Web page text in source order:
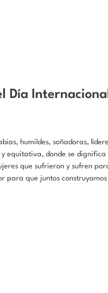
Día
humildes, soñadoras,
equitativa, donde se
que sufrieron y sufren
para que juntos